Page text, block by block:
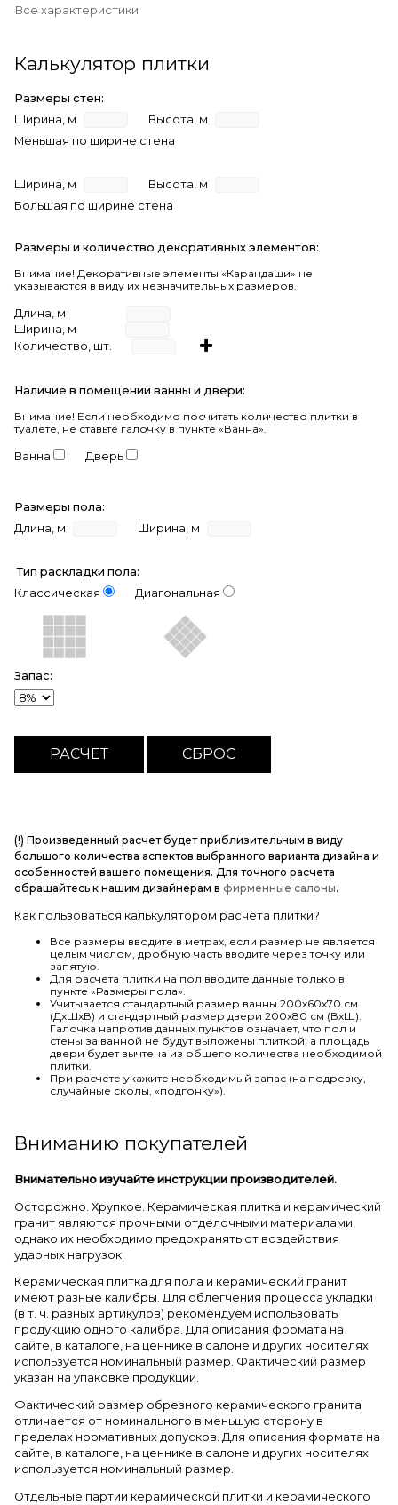
Все характеристики
Калькулятор плитки
Размеры стен:
Ширина, м
Высота, м
Меньшая по ширине стена
Ширина, м
Высота, м
Большая по ширине стена
Размеры и количество декоративных элементов:
Внимание! Декоративные элементы «Карандаши» не
указываются в виду их незначительных размеров.
Длина, м
Ширина, м
Количество, шт.
Наличие в помещении ванны и двери:
Внимание! Если необходимо посчитать количество плитки в
туалете, не ставьте галочку в пункте «Ванна».
Ванна Дверь
Размеры пола:
Длина, м
Ширина, м
Тип раскладки пола:
Классическая
Диагональная
Запас:
(!) Произведенный расчет будет приблизительным в виду
большого количества аспектов выбранного варианта дизайна и
особенностей вашего помещения. Для точного расчета
обращайтесь к нашим дизайнерам в фирменные салоны.
Как пользоваться калькулятором расчета плитки?
Все размеры вводите в метрах, если размер не является
целым числом, дробную часть вводите через точку или
запятую.
Для расчета плитки на пол вводите данные только в
пункте «Размеры пола».
Учитывается стандартный размер ванны 200х60х70 см
(ДхШхВ) и стандартный размер двери 200х80 см (ВхШ).
Галочка напротив данных пунктов означает, что пол и
стены за ванной не будут выложены плиткой, а площадь
двери будет вычтена из общего количества необходимой
плитки.
При расчете укажите необходимый запас (на подрезку,
случайные сколы, «подгонку»).
Вниманию покупателей
Внимательно изучайте инструкции производителей.
Осторожно. Хрупкое. Керамическая плитка и керамический
гранит являются прочными отделочными материалами,
однако их необходимо предохранять от воздействия
ударных нагрузок.
Керамическая плитка для пола и керамический гранит
имеют разные калибры. Для облегчения процесса укладки
(в т. ч. разных артикулов) рекомендуем использовать
продукцию одного калибра. Для описания формата на
сайте, в каталоге, на ценнике в салоне и других носителях
используется номинальный размер. Фактический размер
указан на упаковке продукции.
Фактический размер обрезного керамического гранита
отличается от номинального в меньшую сторону в
пределах нормативных допусков. Для описания формата на
сайте, в каталоге, на ценнике в салоне и других носителях
используется номинальный размер.
Отдельные партии керамической плитки и керамического